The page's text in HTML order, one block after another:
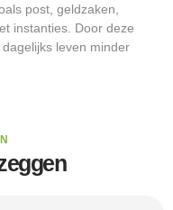
post, geldzaken,
instanties. Door deze
leven minder